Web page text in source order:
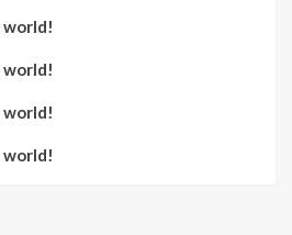
world!
world!
world!
world!